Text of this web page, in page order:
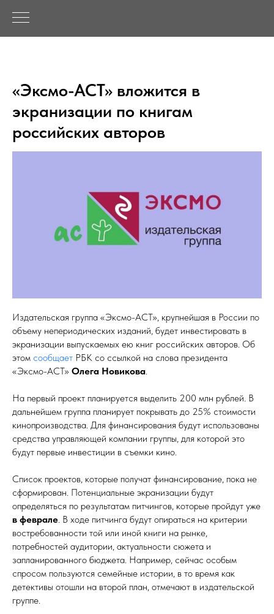
«Эксмо-АСТ» вложится в
экранизации по книгам
российских авторов
Издательская группа «Эксмо-АСТ», крупнейшая в России по
объему непериодических изданий, будет инвестировать в
экранизации выпускаемых ею книг российских авторов. Об
этом сообщает РБК со ссылкой на слова президента
«Эксмо-АСТ» Олега Новикова.
На первый проект планируется выделить 200 млн рублей. В
дальнейшем группа планирует покрывать до 25% стоимости
кинопроизводства. Для финансирования будут использованы
средства управляющей компании группы, для которой это
будут первые инвестиции в съемки кино.
Список проектов, которые получат финансирование, пока не
сформирован. Потенциальные экранизации будут
определяться по результатам питчингов, которые пройдут уже
в феврале. В ходе питчинга будут опираться на критерии
востребованности той или иной книги на рынке,
потребностей аудитории, актуальности сюжета и
запланированного бюджета. Например, сейчас особым
спросом пользуются семейные истории, в то время как
детективы отошли на второй план, отмечают в издательской
группе.